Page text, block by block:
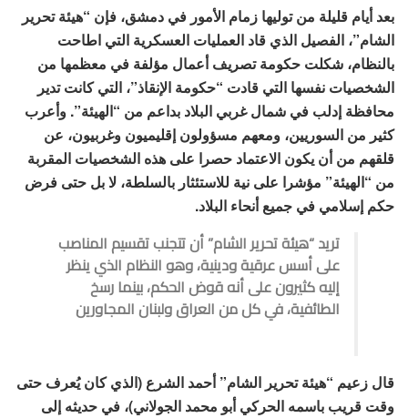
بعد أيام قليلة من توليها زمام الأمور في دمشق، فإن “هيئة تحرير
الشام”، الفصيل الذي قاد العمليات العسكرية التي اطاحت
بالنظام، شكلت حكومة تصريف أعمال مؤلفة في معظمها من
الشخصيات نفسها التي قادت “حكومة الإنقاذ”، التي كانت تدير
محافظة إدلب في شمال غربي البلاد بداعم من “الهيئة”. وأعرب
كثير من السوريين، ومعهم مسؤولون إقليميون وغربيون، عن
قلقهم من أن يكون الاعتماد حصرا على هذه الشخصيات المقربة
من “الهيئة” مؤشرا على نية للاستئثار بالسلطة، لا بل حتى فرض
حكم إسلامي في جميع أنحاء البلاد.
تريد “هيئة تحرير الشام” أن تتجنب تقسيم المناصب
على أسس عرقية ودينية، وهو النظام الذي ينظر
إليه كثيرون على أنه قوض الحكم، بينما رسخ
الطائفية، في كل من العراق ولبنان المجاورين
قال زعيم “هيئة تحرير الشام” أحمد الشرع (الذي كان يُعرف حتى
وقت قريب باسمه الحركي أبو محمد الجولاني)، في حديثه إلى